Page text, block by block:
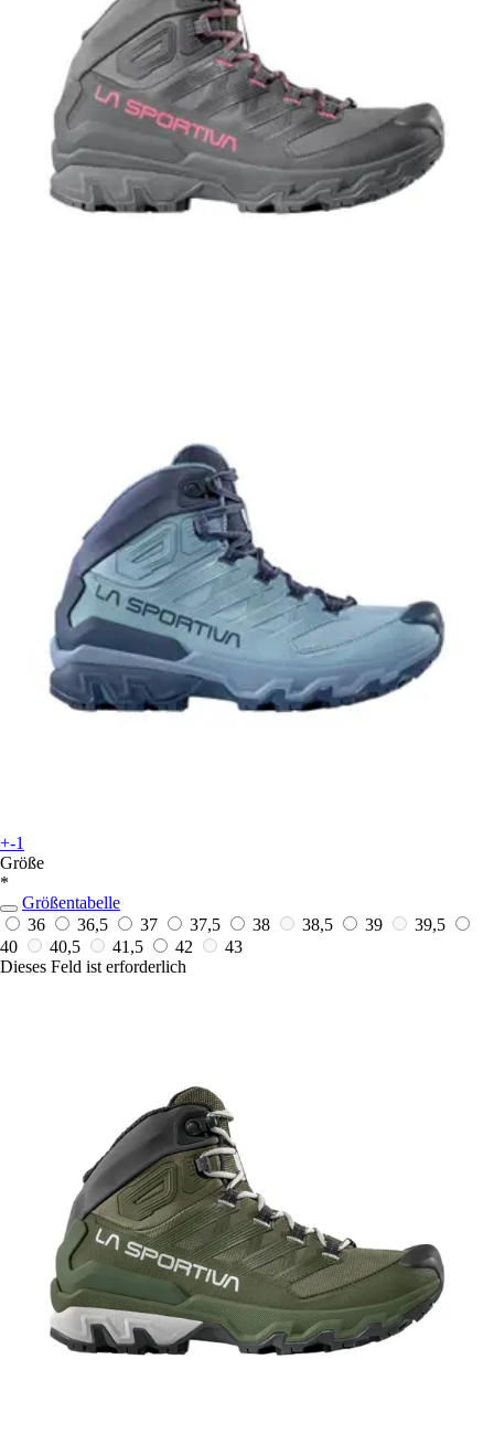
+-1
Größe
*
Größentabelle
36
36,5 37 37,5 38 38,5 39
39,5
40
40,5 41,5 42
43
Dieses Feld ist erforderlich